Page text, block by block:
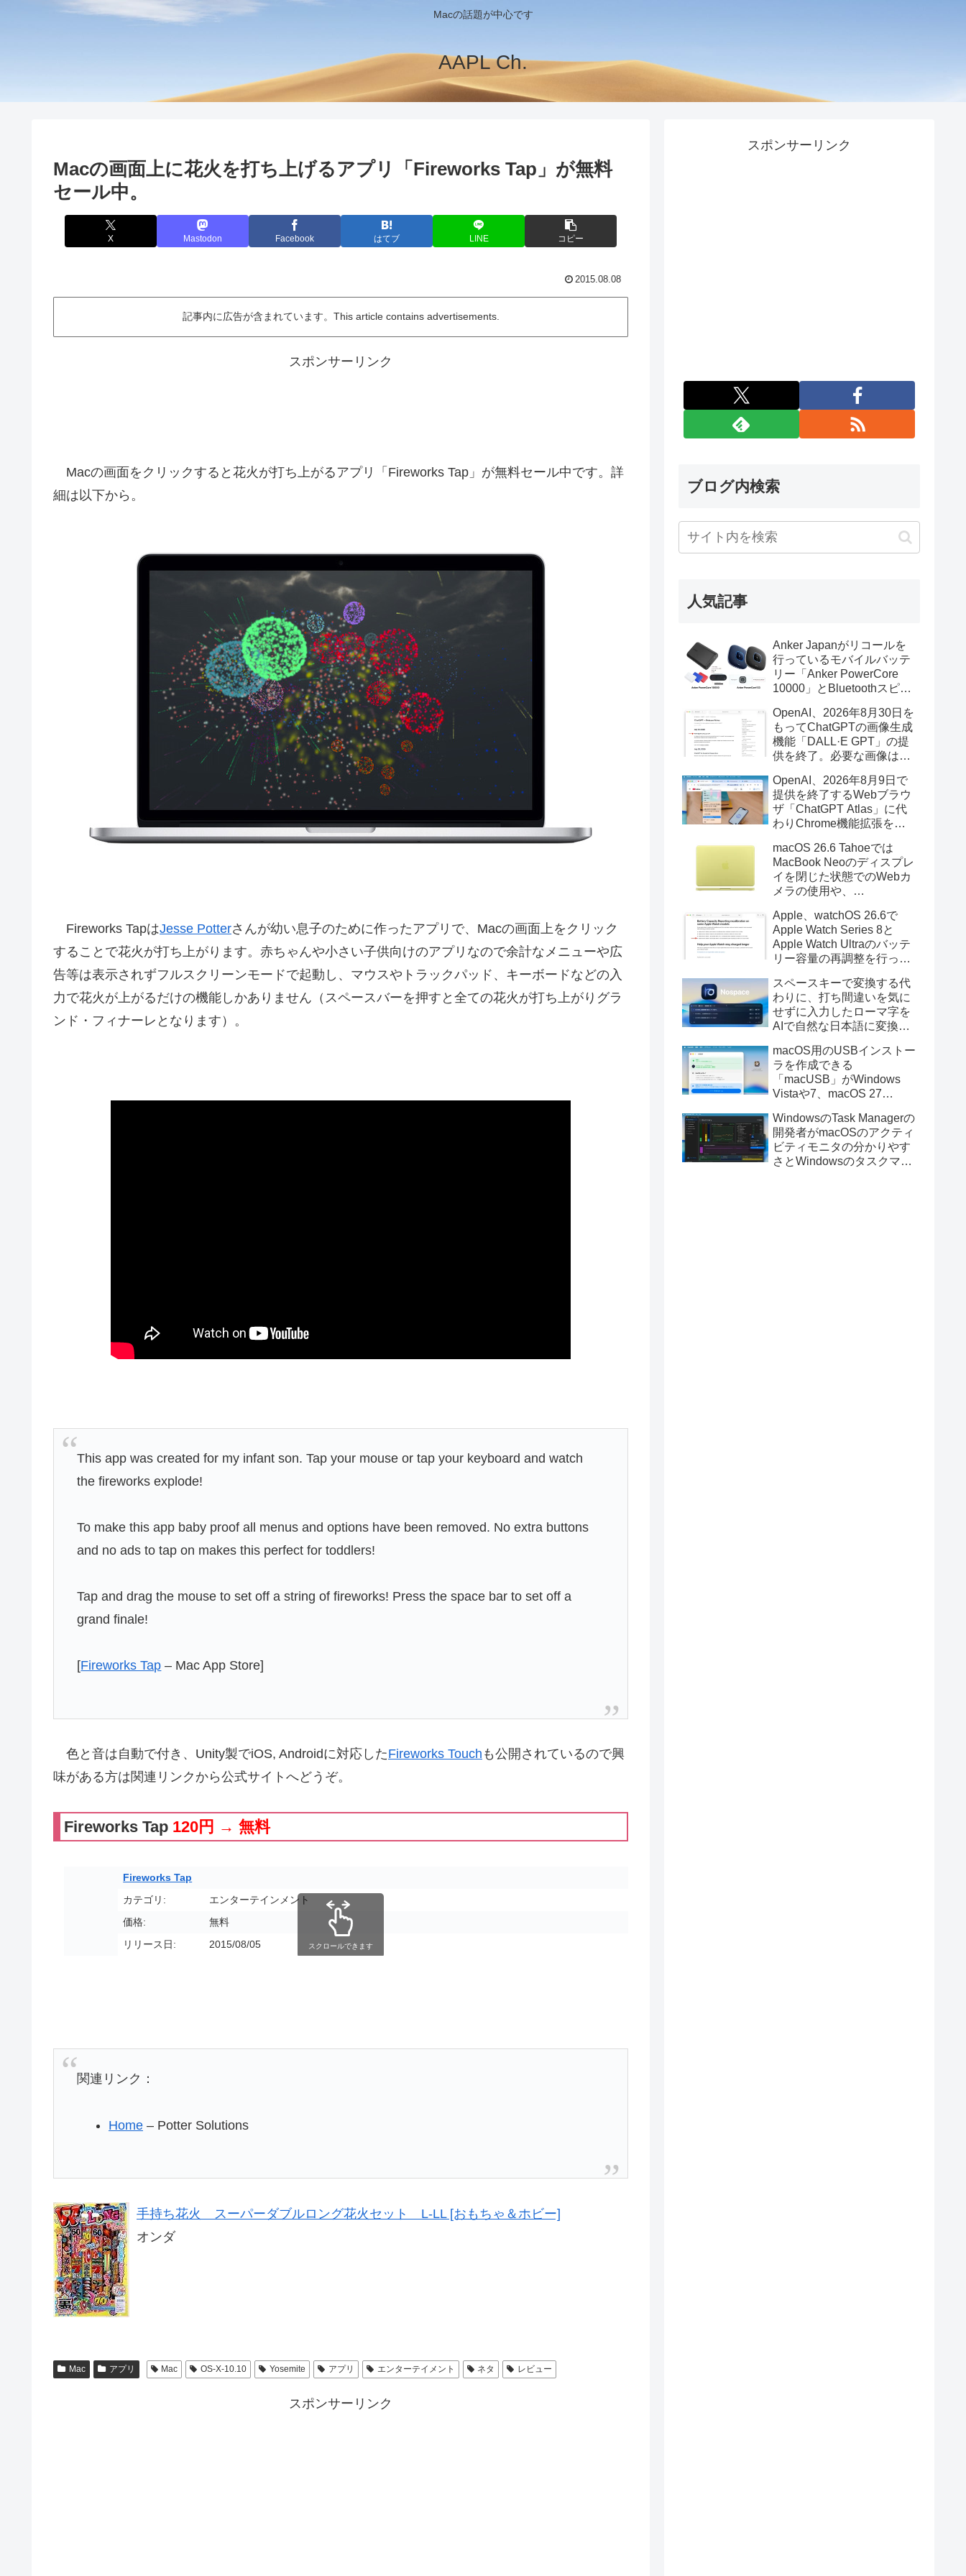
Macの話題が中心です
AAPL Ch.
Macの画面上に花火を打ち上げるアプリ「Fireworks Tap」が無料
セール中。
X Mastodon Facebook はてブ LINE コピー
2015.08.08
記事内に広告が含まれています。This article contains advertisements.
スポンサーリンク
Macの画面をクリックすると花火が打ち上がるアプリ「Fireworks Tap」が無料セール中です。詳
細は以下から。
Fireworks TapはJesse Potterさんが幼い息子のために作ったアプリで、Macの画面上をクリック
することで花火が打ち上がります。赤ちゃんや小さい子供向けのアプリなので余計なメニューや広
告等は表示されずフルスクリーンモードで起動し、マウスやトラックパッド、キーボードなどの入
力で花火が上がるだけの機能しかありません（スペースバーを押すと全ての花火が打ち上がりグラ
ンド・フィナーレとなります）。
This app was created for my infant son. Tap your mouse or tap your keyboard and watch
the fireworks explode!
To make this app baby proof all menus and options have been removed. No extra buttons
and no ads to tap on makes this perfect for toddlers!
Tap and drag the mouse to set off a string of fireworks! Press the space bar to set off a
grand finale!
[Fireworks Tap – Mac App Store]
色と音は自動で付き、Unity製でiOS, Androidに対応したFireworks Touch も公開されているので興
味がある方は関連リンクから公式サイトへどうぞ。
Fireworks Tap 120円 → 無料
Fireworks Tap
カテゴリ:
エンターテインメント
価格:
無料
リリース日:
2015/08/05 スクロールできます
関連リンク：
Home– Potter Solutions
手持ち花火 スーパーダブルロング花火セット L-LL [おもちゃ＆ホビー]
オンダ
Mac アプリ Mac OS-X-10.10 Yosemite アプリ エンターテイメント ネタ レビュー
スポンサーリンク
スポンサーリンク
ブログ内検索
人気記事
Anker Japanがリコールを
行っているモバイルバッテ
リー「Anker PowerCore
10000」とBluetoothスピー
辺を焼損する火災が6月に3
件発生していたそうなので
注意を。
OpenAI、2026年8月30日を
もってChatGPTの画像生成
機能「DALL·E GPT」の提
供を終了。必要な画像は期
OpenAI、2026年8月9日で
提供を終了するWebブラウ
ザ「ChatGPT Atlas」に代
わりChrome機能拡張をア
画の質問やAsk ChatGPT機
能を追加。
macOS 26.6 Tahoeでは
MacBook Neoのディスプレ
イを閉じた状態でのWebカ
メラの使用や、
利用しMacBook Neoを復元
する際の安定性が向上。
Apple、watchOS 26.6で
Apple Watch Series 8と
Apple Watch Ultraのバッテ
リー容量の再調整を行った
スペースキーで変換する代
わりに、打ち間違いを気に
せずに入力したローマ字を
AIで自然な日本語に変換し
力アプリ「Nospace」がリ
リース。
macOS用のUSBインストー
ラを作成できる
「macUSB」がWindows
Vistaや7、macOS 27
トーラの作成に対応。
WindowsのTask Managerの
開発者がmacOSのアクティ
ビティモニタの分かりやす
さとWindowsのタスクマネ